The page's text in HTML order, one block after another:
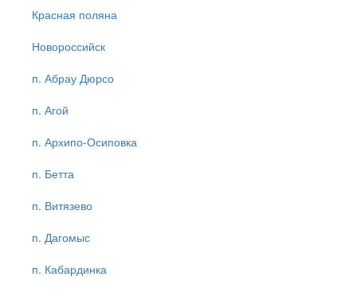
Красная поляна
Новороссийск
п. Абрау Дюрсо
п. Агой
п. Архипо-Осиповка
п. Бетта
п. Витязево
п. Дагомыс
п. Кабардинка